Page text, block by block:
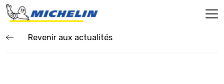
Revenir aux actualités